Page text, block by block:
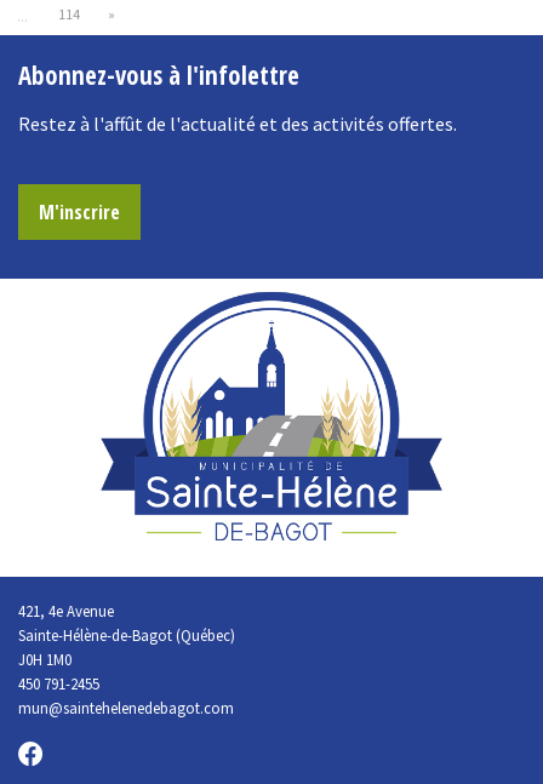
...
114 »
Abonnez-vous à l'infolettre
Restez à l'affût de l'actualité et des activités offertes.
M'inscrire
421, 4e Avenue
Sainte-Hélène-de-Bagot (Québec)
J0H 1M0
450 791-2455
mun@saintehelenedebagot.com